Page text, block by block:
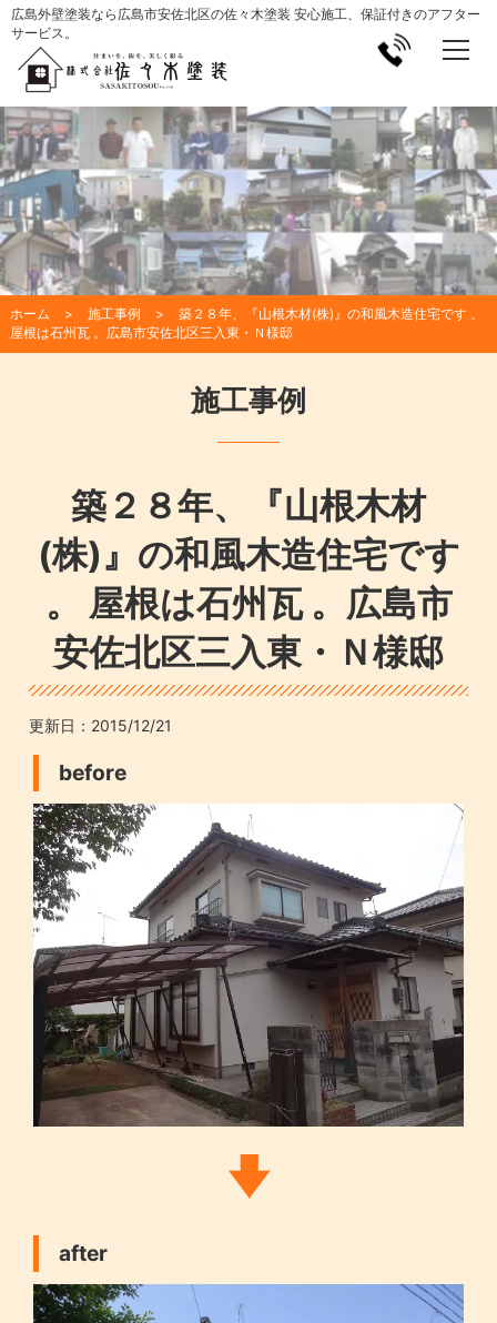
広島外壁塗装なら広島市安佐北区の佐々木塗装 安心施工、保証付きのアフター
サービス。
ホーム 施工事例
築２８年、『山根木材(株)』の和風木造住宅です 。
屋根は石州瓦 。広島市安佐北区三入東・Ｎ様邸
施工事例
築２８年、『山根木材
(株)』の和風木造住宅です
。 屋根は石州瓦 。広島市
安佐北区三入東・Ｎ様邸
更新日： 2015/12/21
before
after